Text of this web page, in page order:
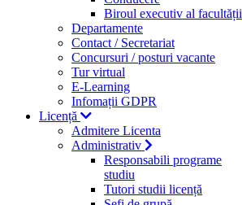
Biroul executiv al facultății
Departamente
Contact / Secretariat
Concursuri / posturi vacante
Tur virtual
E-Learning
Infomații GDPR
Licență
Admitere Licenta
Administrativ
Responsabili programe
studiu
Tutori studii licență